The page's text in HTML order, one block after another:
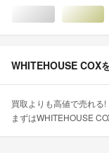
シルバー/銀
WHITEHOUSE COX
買取よりも高値で売れる!
まずはWHITEHOUSE